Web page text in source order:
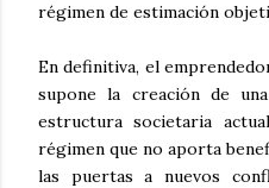
régimen de estimación
En definitiva, el
supone la creación de
estructura societaria
régimen que no aporta
las puertas a nuevos